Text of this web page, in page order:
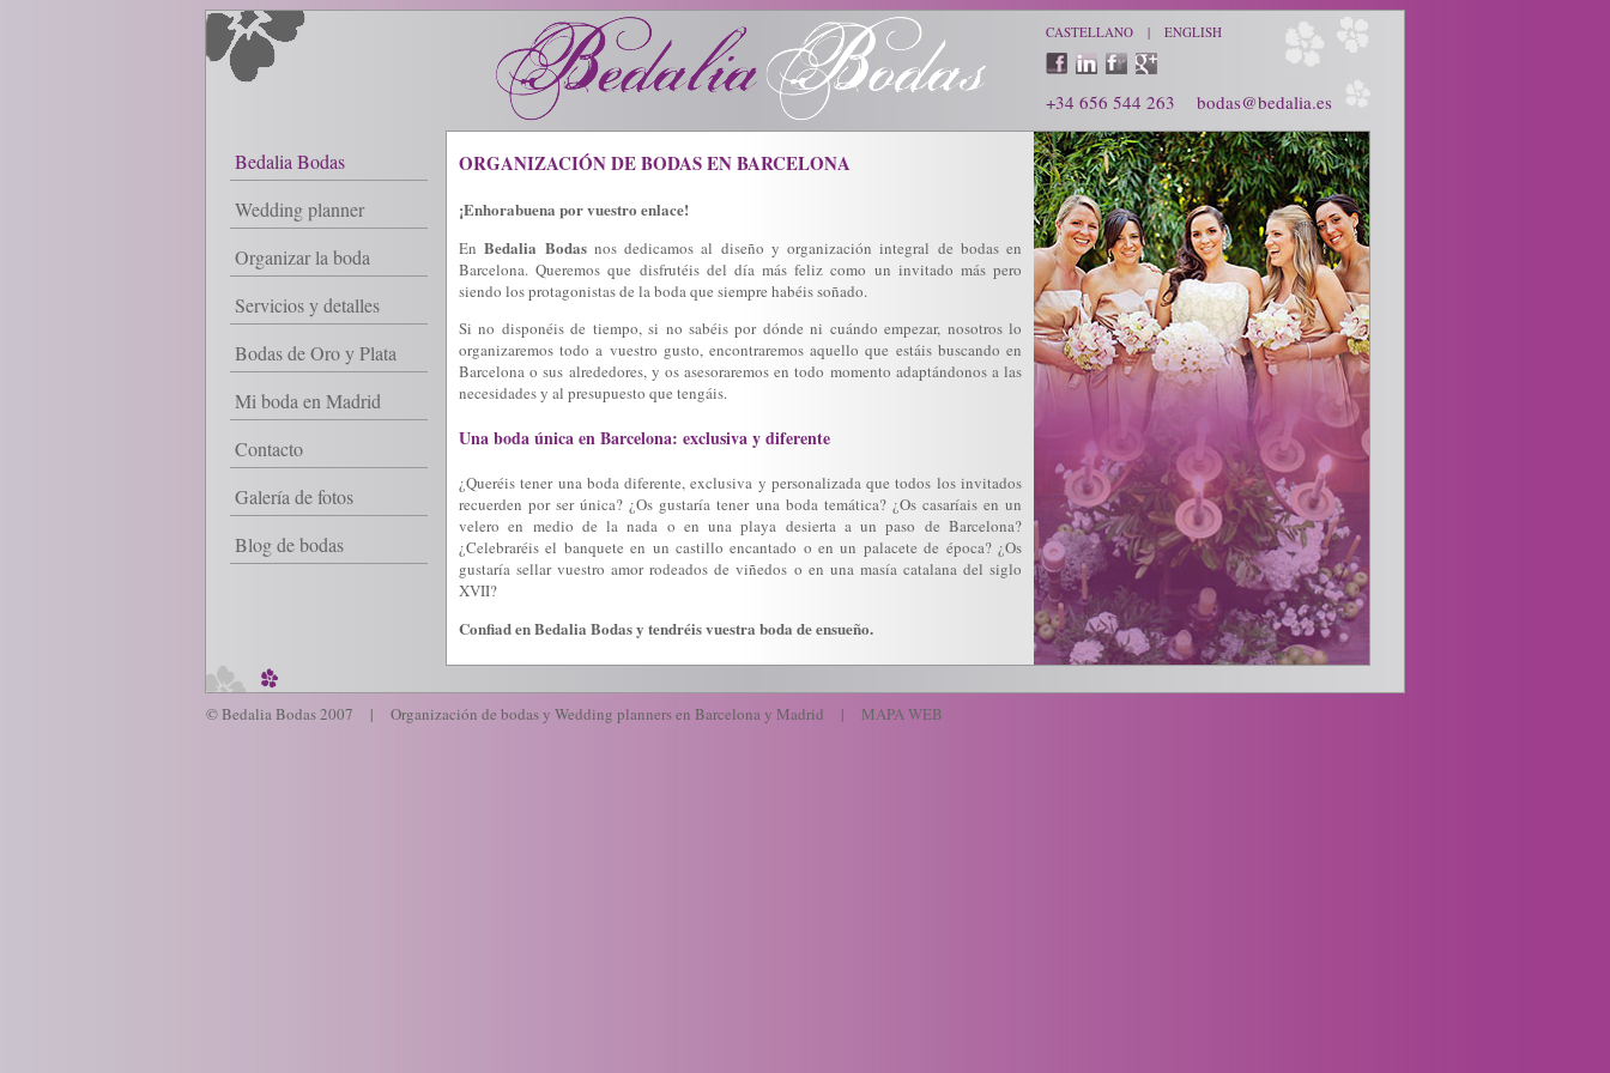
CASTELLANO | ENGLISH
+34 656 544 263 bodas@bedalia.es
Bedalia Bodas
Wedding planner
Organizar la boda
Servicios y detalles
Bodas de Oro y Plata
Mi boda en Madrid
Contacto
Galería de fotos
Blog de bodas
ORGANIZACIÓN DE BODAS EN BARCELONA
¡Enhorabuena por vuestro enlace!
EnBedalia Bodasnos dedicamos al diseño y organización integral de bodasen
Barcelona. Queremos que disfrutéis del día más feliz como un invitado más pero
siendo los protagonistas de labodaque siempre habéis soñado.
Si no disponéis de tiempo, si no sabéis por dónde ni cuándo empezar, nosotros lo
organizaremos todo a vuestro gusto, encontraremos aquello que estáis buscando en
Barcelona o sus alrededores, y os asesoraremos en todo momento adaptándonos a las
necesidades y al presupuesto que tengáis.
Una boda única en Barcelona: exclusiva y diferente
¿Queréis tener una bodadiferente, exclusiva y personalizada que todos losinvitados
recuerden por ser única? ¿Os gustaría tener una bodatemática? ¿Os casaríais en un
velero en medio de la nada o en unaplaya desierta a un paso deBarcelona?
¿Celebraréis el banquete en un castillo encantado o en un palacete de época? ¿Os
gustaría sellar vuestroamorrodeados de viñedos o en una masía catalana del siglo
XVII?
Confiad en Bedalia Bodas y tendréis vuestra boda de ensueño.
© Bedalia Bodas 2007 | Organización de bodasy Wedding planners en Barcelonay Madrid | MAPA WEB